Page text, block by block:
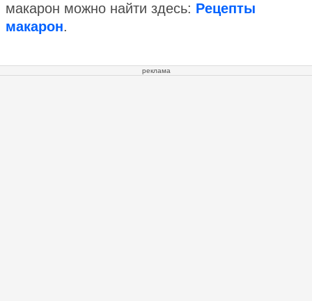
макарон можно найти здесь: Рецепты
макарон.
реклама